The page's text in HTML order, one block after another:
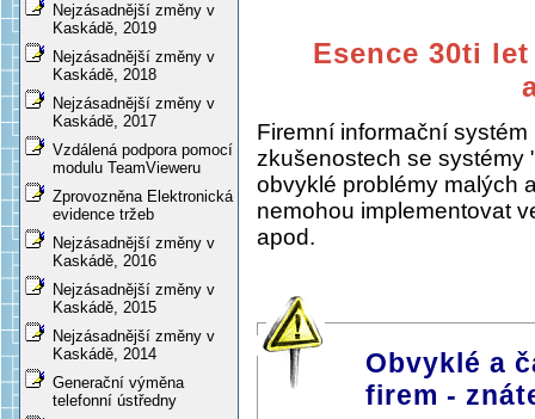
Nejzásadnější změny v
Kaskádě, 2019
Nejzásadnější změny v
Kaskádě, 2018
Nejzásadnější změny v
Kaskádě, 2017
Vzdálená podpora pomocí
modulu TeamVieweru
Zprovozněna Elektronická
evidence tržeb
Nejzásadnější změny v
Kaskádě, 2016
Nejzásadnější změny v
Kaskádě, 2015
Nejzásadnější změny v
Kaskádě, 2014
Generační výměna
telefonní ústředny
Esence 30ti
Firemní informační
zkušenostech se systémy
obvyklé problémy malých
nemohou implementovat
apod.
Obvyklé a
firem -